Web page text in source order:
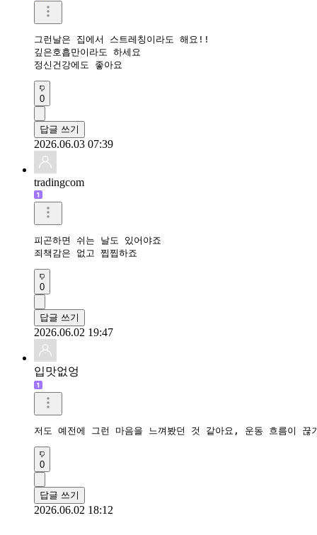
그런날은 집에서 스트레칭이라도 해요!!
깊은호흡만이라도 하세요
정신건강에도 좋아요
0
답글 쓰기
2026.06.03 07:39
tradingcom
피곤하면 쉬는 날도 있어야죠
죄책감은 없고 찝찝하죠
0
답글 쓰기
2026.06.02 19:47
입맛없엉
저도 예전에 그런 마음을 느껴봤던 것 같아요, 운동 흐름이 끊
0
답글 쓰기
2026.06.02 18:12